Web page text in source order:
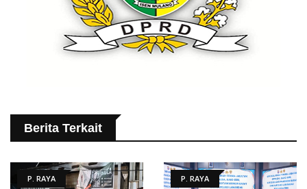
Berita Terkait
P. RAYA P. RAYA